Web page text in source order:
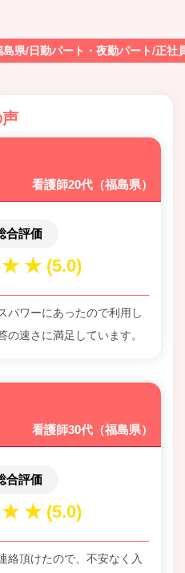
島県/日勤パート・夜勤パート/正社
看護師20代（福島県）
合評価
パワーにあったので利用し
の速さに満足しています。
看護師30代（福島県）
合評価
絡頂けたので、不安なく入